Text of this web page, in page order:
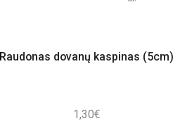
Raudonas dovanų kaspinas (5cm)
1,30€